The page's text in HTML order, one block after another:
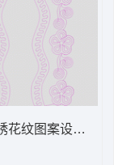
种绣
花纹图案设计图